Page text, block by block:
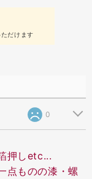
だけます
0
押しetc...
点ものの漆・螺